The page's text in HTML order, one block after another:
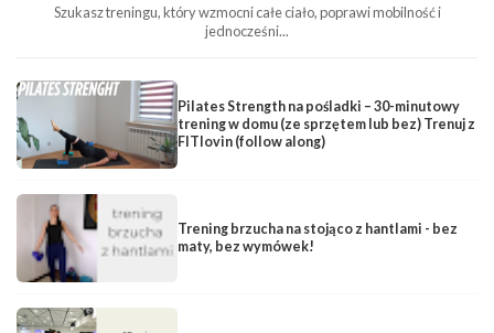
Szukasz treningu, który wzmocni całe ciało, poprawi mobilność i
jednocześni...
Pilates Strength na pośladki – 30-minutowy
trening w domu (ze sprzętem lub bez) Trenuj z
FITlovin (follow along)
Trening brzucha na stojąco z hantlami - bez
maty, bez wymówek!